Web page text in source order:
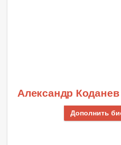
Александр
Дополнить